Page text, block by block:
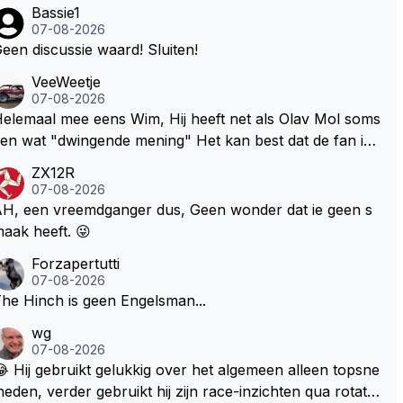
Bassie1
07-08-2026
discussie waard! Sluiten!
VeeWeetje
07-08-2026
mee eens Wim, Hij heeft net als Olav Mol soms
wat "dwingende mening" Het kan best dat de fan in
te roepen. Maar in een tijd zonder races zijn dit leuke
ZX12R
07-08-2026
een vreemdganger dus, Geen wonder dat ie geen s
heeft. 😜
Forzapertutti
07-08-2026
Hinch is geen Engelsman...
wg
07-08-2026
Hij gebruikt gelukkig over het algemeen alleen topsne
verder gebruikt hij zijn race-inzichten qua rotati